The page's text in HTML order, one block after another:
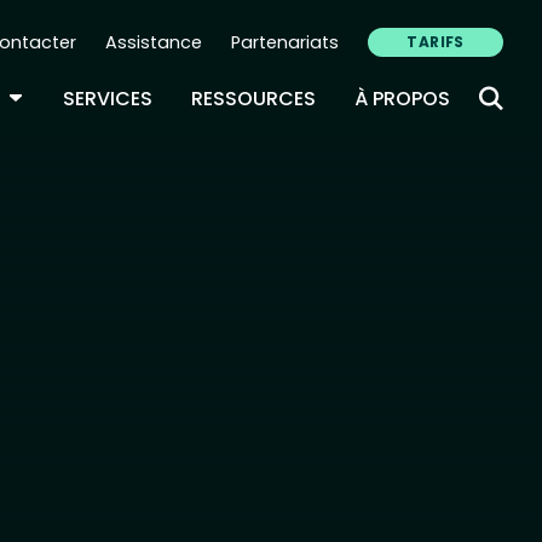
Navigation (FR)
Assistance Partenariats TARIFS
TOGGLE DROPDOWN
SERVICES RESSOURCES À PROPOS